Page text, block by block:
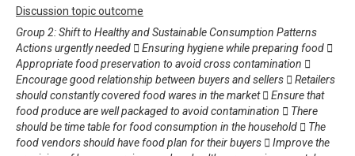
Discussion topic outcome
Group 2: Shift to Healthy and Sustainable Consumption Patterns
Actions urgently needed  Ensuring hygiene while preparing food 
Appropriate food preservation to avoid cross contamination 
Encourage good relationship between buyers and sellers  Retailers
should constantly covered food wares in the market  Ensure that
food produce are well packaged to avoid contamination  There
should be time table for food consumption in the household  The
food vendors should have food plan for their buyers  Improve the